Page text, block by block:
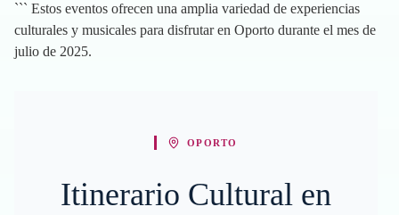
``` Estos eventos ofrecen una amplia variedad de experiencias
culturales y musicales para disfrutar en Oporto durante el mes de
julio de 2025.
OPORTO
Itinerario Cultural en